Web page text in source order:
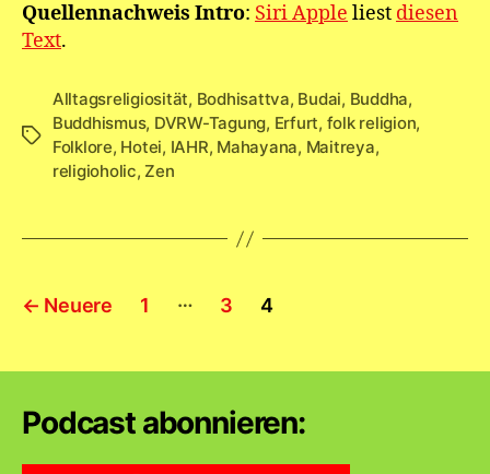
Quellennachweis Intro: Siri Apple liest diesen
Text.
Schlagwörter
Alltagsreligiosität, Bodhisattva, Budai, Buddha,
Buddhismus, DVRW-Tagung, Erfurt, folk religion,
Folklore, Hotei, IAHR, Mahayana, Maitreya,
religioholic, Zen
Seitennummerierung
Beiträge
← Neuere 1 … 3 4
Podcast abonnieren: